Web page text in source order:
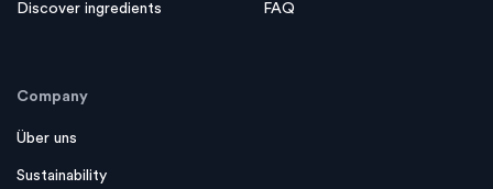
Discover ingredients FAQ
Company
Über uns
Sustainability